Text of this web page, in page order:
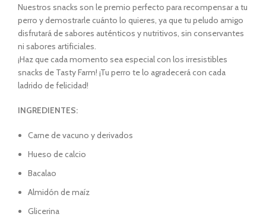
Nuestros snacks son le premio perfecto para recompensar a tu
perro y demostrarle cuánto lo quieres, ya que tu peludo amigo
disfrutará de sabores auténticos y nutritivos, sin conservantes
ni sabores artificiales.
¡Haz que cada momento sea especial con los irresistibles
snacks de Tasty Farm! ¡Tu perro te lo agradecerá con cada
ladrido de felicidad!
INGREDIENTES:
Carne de vacuno y derivados
Hueso de calcio
Bacalao
Almidón de maíz
Glicerina